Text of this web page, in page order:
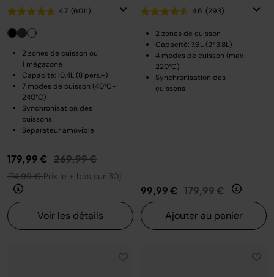
4.7 (6011)
2 zones de cuisson ou
1 mégazone
Capacité: 10.4L (8 pers.+)
7 modes de cuisson (40°C-
240°C)
Synchronisation des
cuissons
Séparateur amovible
179,99 € Prix réduit de
269,99 €au
174,99 €Prix le + bas sur 30j
Voir les détails
4.6 (293)
2 zones de cuisson
Capacité: 7.6L (2*3.8L)
4 modes de cuisson (max
220°C)
Synchronisation des
cuissons
99,99 € Prix réduit de
179,99 € au
Ajouter au panier